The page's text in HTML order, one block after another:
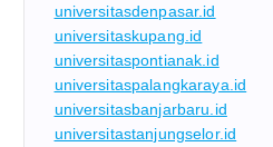
universitasdenpasar.id
universitaskupang.id
universitaspontianak.id
universitaspalangkaraya.id
universitasbanjarbaru.id
universitastanjungselor.id